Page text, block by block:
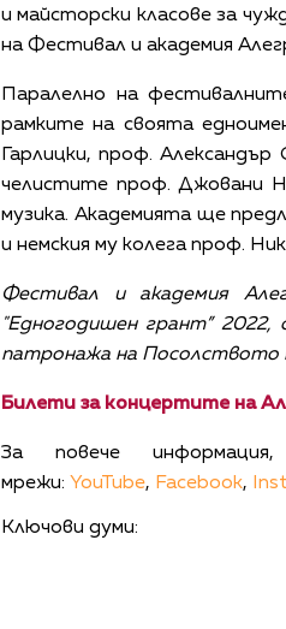
и майсторски класове за
на Фестивал и академия
Паралелно на
рамките на своята
Гарлицки, проф.
челистите проф. Джовани
музика. Академията ще
и немския му колега проф.
Фестивал и академия
"Едногодишен грант”
патронажа на Посолството
Билети за концертите на
За повече
мрежи: YouTube, Facebook,
Ключови думи: